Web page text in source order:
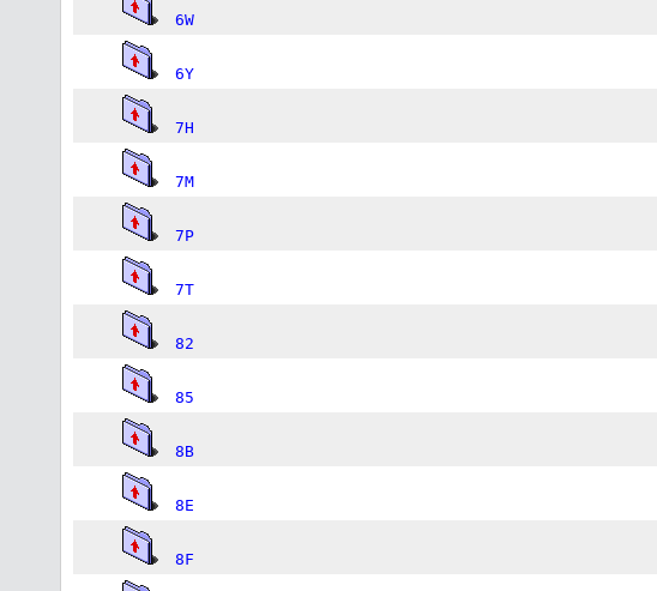
6W
6Y
7H
7M
7P
7T
82
85
8B
8E
8F